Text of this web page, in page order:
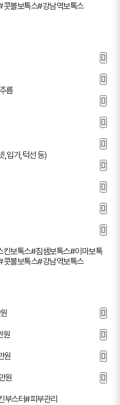
콧볼보톡스#강남역보톡스
름
,입가,턱선 등)
킨보톡스#침샘보톡스#이마보톡
콧볼보톡스#강남역보톡스
원
원
원
부스터#피부관리